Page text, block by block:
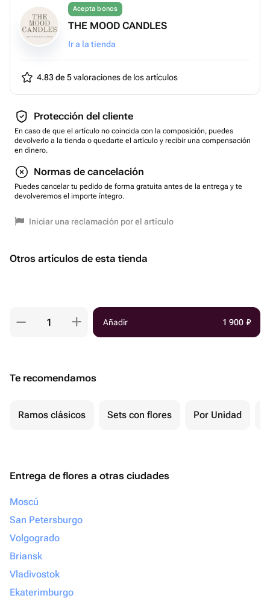
Acepta bonos
THE MOOD CANDLES
Ir a la tienda
4.83 de 5valoraciones de los artículos
Protección del cliente
En caso de que el artículo no coincida con la composición, puedes
devolverlo a la tienda o quedarte el artículo y recibir una compensación
en dinero.
Normas de cancelación
Puedes cancelar tu pedido de forma gratuita antes de la entrega y te
devolveremos el importe íntegro.
Iniciar una reclamación por el artículo
Otros artículos de esta tienda
Añadir 1 900 ₽
Te recomendamos
Ramos clásicos Sets con flores Por Unidad
Entrega de flores a otras ciudades
Moscú
San Petersburgo
Volgogrado
Briansk
Vladivostok
Ekaterimburgo